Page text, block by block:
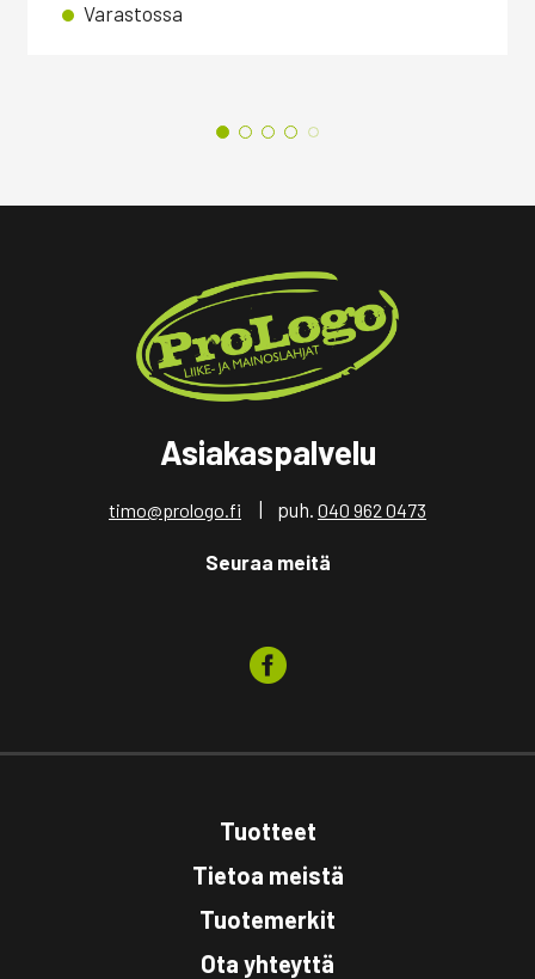
Varastossa
Asiakaspalvelu
timo@prologo.fi | puh. 040 962 0473
Seuraa meitä
Tuotteet
Tietoa meistä
Tuotemerkit
Ota yhteyttä